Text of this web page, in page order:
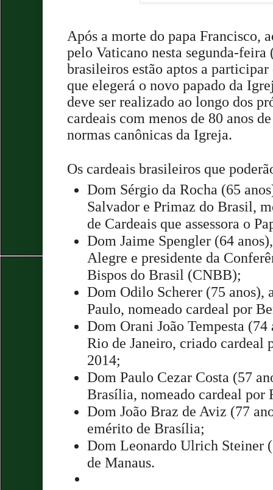
Após a morte do papa Francisco,
pelo Vaticano nesta segunda-feira
brasileiros estão aptos a
que elegerá o novo papado da
deve ser realizado ao longo dos
cardeais com menos de 80 anos
normas canônicas da Igreja.
Os cardeais brasileiros que
Dom Sérgio da Rocha (65
Salvador e Primaz do Brasil,
de Cardeais que assessora o
Dom Jaime Spengler (64
Alegre e presidente da
Bispos do Brasil (CNBB);
Dom Odilo Scherer (75 anos),
Paulo, nomeado cardeal por
Dom Orani João Tempesta (74
Rio de Janeiro, criado cardeal
2014;
Dom Paulo Cezar Costa (57
Brasília, nomeado cardeal por
Dom João Braz de Aviz (77
emérito de Brasília;
Dom Leonardo Ulrich Steiner
de Manaus.